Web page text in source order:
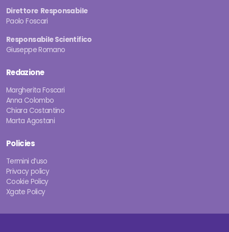
Direttore Responsabile
Paolo Foscari
Responsabile Scientifico
Giuseppe Romano
Redazione
Margherita Foscari
Anna Colombo
Chiara Costantino
Marta Agostani
Policies
Termini d’uso
Privacy policy
Cookie Policy
Xgate Policy